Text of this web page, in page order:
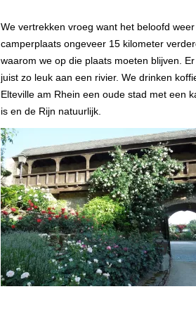
We vertrekken vroeg want het beloofd
camperplaats ongeveer 15 kilometer
waarom we op die plaats moeten blijven.
juist zo leuk aan een rivier. We drinken
Elteville am Rhein een oude stad met een
is en de Rijn natuurlijk.